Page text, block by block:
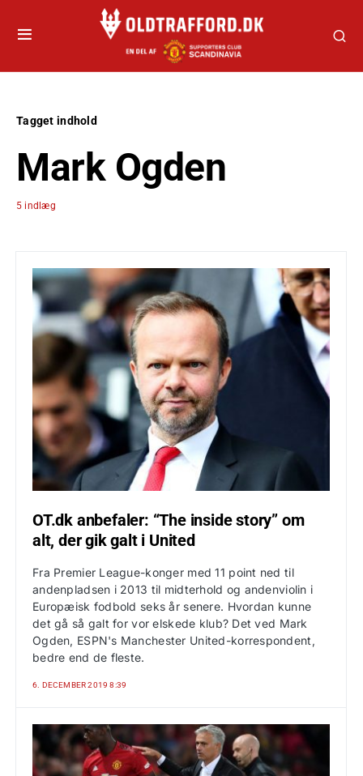
Tagget indhold
Mark Ogden
5 indlæg
OT.dk anbefaler: “The inside story” om
alt, der gik galt i United
Fra Premier League-konger med 11 point ned til
andenpladsen i 2013 til midterhold og andenviolin i
Europæisk fodbold seks år senere. Hvordan kunne
det gå så galt for vor elskede klub? Det ved Mark
Ogden, ESPN's Manchester United-korrespondent,
bedre end de fleste.
6. DECEMBER 2019 8:39